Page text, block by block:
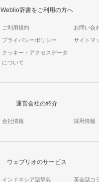
Weblio辞書をご利用の方へ
ご利用規約 お問い合
プライバシーポリシー サイトマ
クッキー・アクセスデータ
について
運営会社の紹介
会社情報 採用情報
ウェブリオのサービス
インドネシア語辞典 英会話コ